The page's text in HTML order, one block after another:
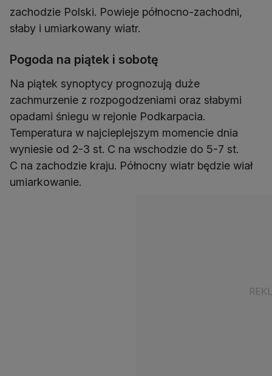
zachodzie Polski. Powieje północno-zachodni,
słaby i umiarkowany wiatr.
Pogoda na piątek i sobotę
Na piątek synoptycy prognozują duże
zachmurzenie z rozpogodzeniami oraz słabymi
opadami śniegu w rejonie Podkarpacia.
Temperatura w najcieplejszym momencie dnia
wyniesie od 2-3 st. C na wschodzie do 5-7 st.
C na zachodzie kraju. Północny wiatr będzie wiał
umiarkowanie.